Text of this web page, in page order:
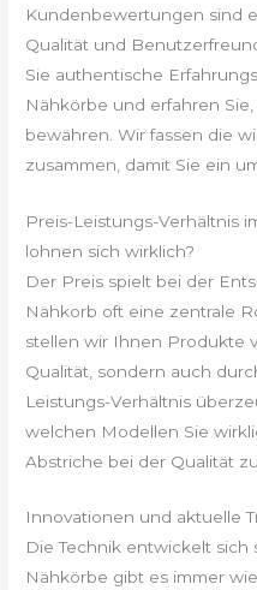
Kundenbewertungen sind
Qualität und
Sie authentische
Nähkörbe und erfahren
bewähren. Wir fassen die
zusammen, damit Sie ein
Preis-Leistungs-Verhältnis
lohnen sich wirklich?
Der Preis spielt bei der
Nähkorb oft eine zentrale
stellen wir Ihnen Produkte
Qualität, sondern auch
Leistungs-Verhältnis
welchen Modellen Sie
Abstriche bei der Qualität
Innovationen und aktuelle
Die Technik entwickelt
Nähkörbe gibt es immer